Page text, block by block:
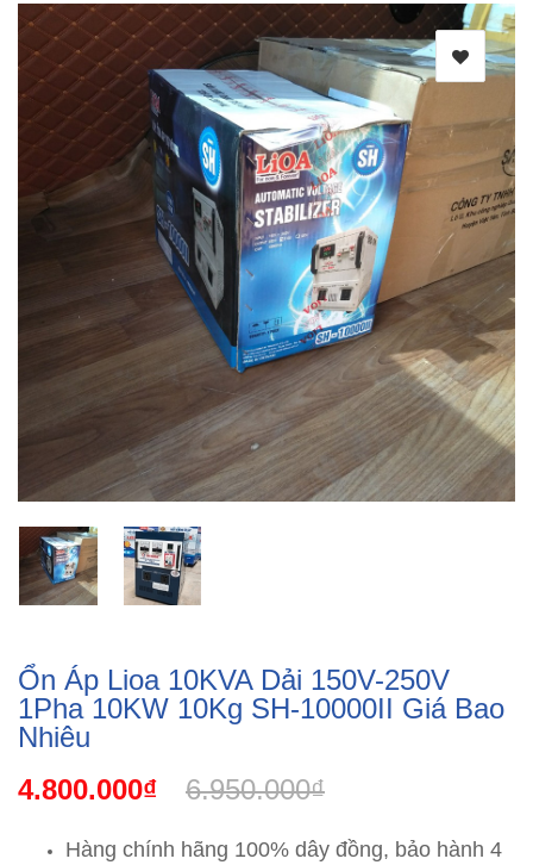
Ổn Áp Lioa 10KVA Dải 150V-250V
1Pha 10KW 10Kg SH-10000II Giá Bao
Nhiêu
4.800.000₫
6.950.000₫
Hàng chính hãng 100% dây đồng, bảo hành 4